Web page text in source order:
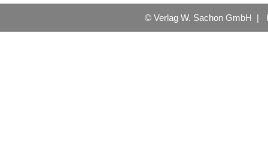
© Verlag W. Sachon GmbH |